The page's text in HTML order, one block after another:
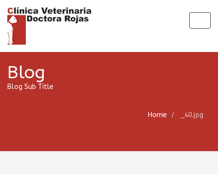
Blog
Blog Sub Title
Home _40.jpg